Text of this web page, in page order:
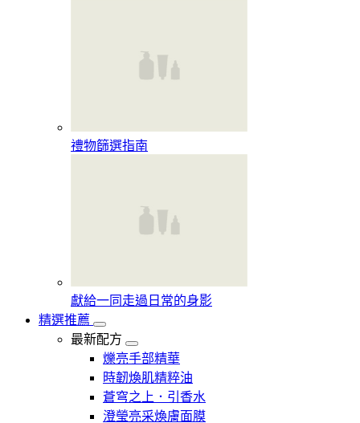
禮物篩選指南
獻給一同走過日常的身影
精選推薦
最新配方
爍亮手部精華
時韌煥肌精粹油
蒼穹之上．引香水
澄瑩亮采煥膚面膜